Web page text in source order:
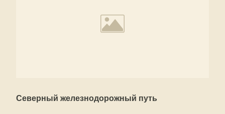
Северный железнодорожный путь